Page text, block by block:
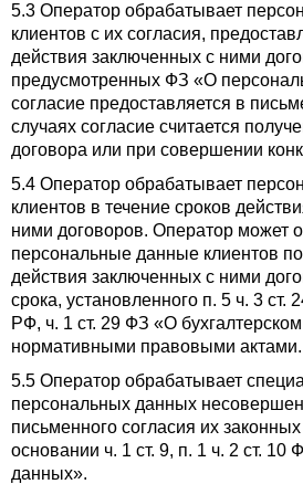
5.3 Оператор обрабатывает
клиентов с их согласия,
действия заключенных с ними
предусмотренных ФЗ «О
согласие предоставляется в
случаях согласие считается
договора или при совершении
5.4 Оператор обрабатывает
клиентов в течение сроков
ними договоров. Оператор может
персональные данные клиентов
действия заключенных с ними
срока, установленного п. 5 ч. 3 ст.
РФ, ч. 1 ст. 29 ФЗ «О
нормативными правовыми актами.
5.5 Оператор обрабатывает
персональных данных
письменного согласия их
основании ч. 1 ст. 9, п. 1 ч. 2 ст.
данных».